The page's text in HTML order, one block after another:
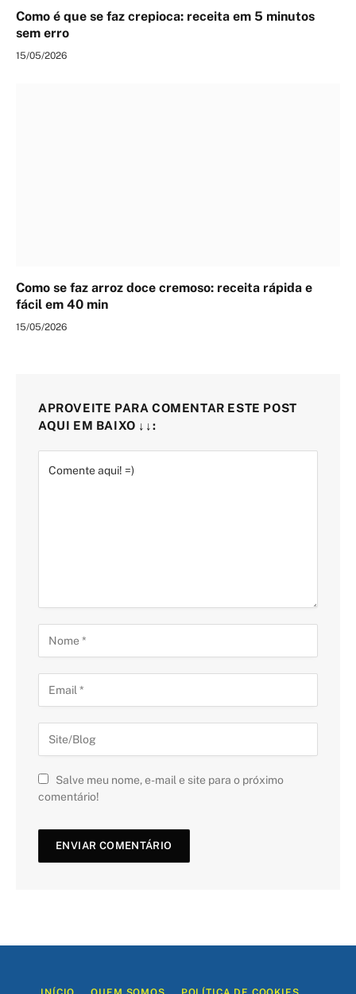
Como é que se faz crepioca: receita em 5 minutos
sem erro
15/05/2026
Como se faz arroz doce cremoso: receita rápida e
fácil em 40 min
15/05/2026
APROVEITE PARA COMENTAR ESTE POST
AQUI EM BAIXO ↓↓:
Salve meu nome, e-mail e site para o próximo
comentário!